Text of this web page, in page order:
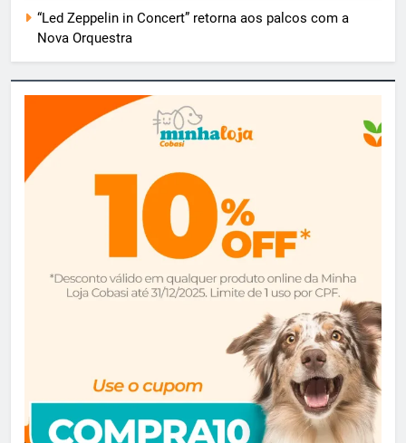
“Led Zeppelin in Concert” retorna aos palcos com a
Nova Orquestra